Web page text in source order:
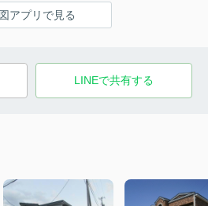
アプリで見る
LINEで共有する